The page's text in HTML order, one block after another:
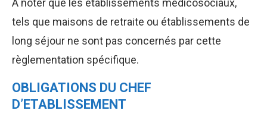
A noter que les établissements médicosociaux,
tels que maisons de retraite ou établissements de
long séjour ne sont pas concernés par cette
règlementation spécifique.
OBLIGATIONS DU CHEF
D’ETABLISSEMENT